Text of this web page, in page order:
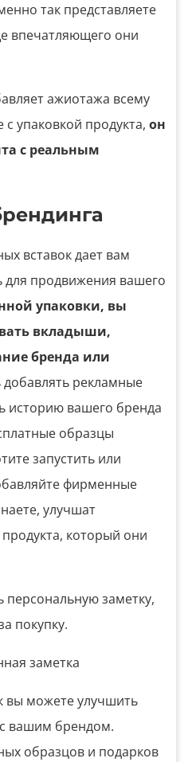
так представляете
впечатляющего они
ажиотажа всему
упаковкой продукта, он
с реальным
вставок дает вам
продвижения вашего
упаковки, вы
вкладыши,
бренда или
добавлять рекламные
историю вашего бренда
образцы
запустить или
фирменные
улучшат
который они
заметку,
покупку.
вы можете улучшить
вашим брендом.
образцов и подарков